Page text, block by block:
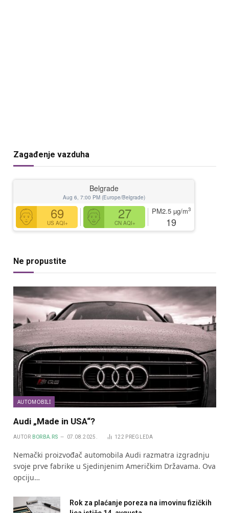
Zagađenje vazduha
Belgrade
Aug 6, 7:00 PM (Europe/Belgrade)
69
US AQI+
27
CN AQI+
PM2.5 µg/m3
19
Ne propustite
AUTOMOBILI
Audi „Made in USA“?
AUTOR BORBA.RS 07.08.2025. 122 PREGLEDA
Nemački proizvođač automobila Audi razmatra izgradnju
svoje prve fabrike u Sjedinjenim Američkim Državama. Ova
opciju…
Rok za plaćanje poreza na imovinu fizičkih